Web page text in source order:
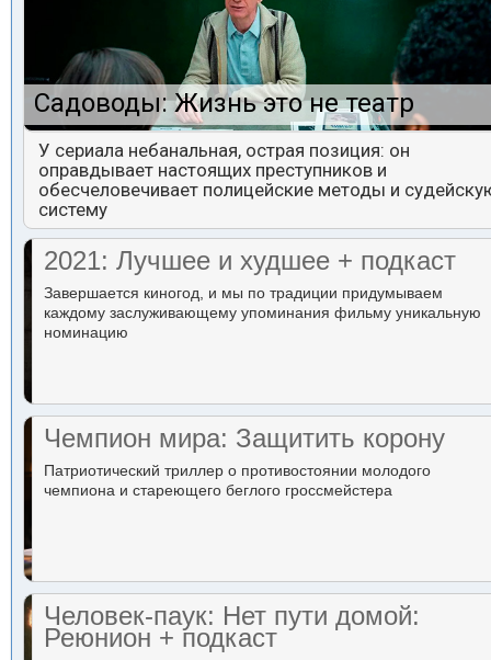
Садоводы: Жизнь это не театр
У сериала небанальная, острая позиция: он
оправдывает настоящих преступников и
обесчеловечивает полицейские методы и
систему
2021: Лучшее и худшее + подкаст
Завершается киногод, и мы по традиции придумываем
каждому заслуживающему упоминания фильму уникальную
номинацию
Чемпион мира: Защитить корону
Патриотический триллер о противостоянии молодого
чемпиона и стареющего беглого гроссмейстера
Человек-паук: Нет пути домой:
Реюнион + подкаст